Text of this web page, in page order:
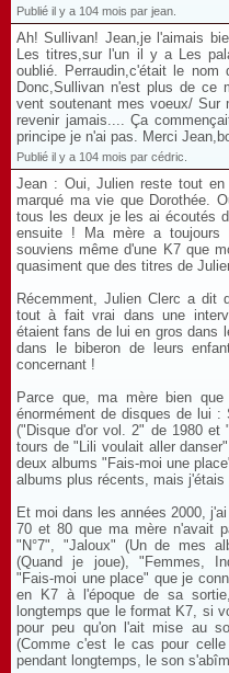
Publié il y a 104 mois par jean.
Ah! Sullivan! Jean,je l'aimais
Les titres,sur l'un il y a Les
oublié. Perraudin,c'était le nom
Donc,Sullivan n'est plus de
vent soutenant mes voeux/ Sur
revenir jamais.... Ça
principe je n'ai pas. Merci
Publié il y a 104 mois par cédric.
Jean : Oui, Julien reste tout
marqué ma vie que Dorothée.
tous les deux je les ai écoutés
ensuite ! Ma mère a toujours
souviens même d'une K7 que
quasiment que des titres de
Récemment, Julien Clerc a dit
tout à fait vrai dans une
étaient fans de lui en gros dans
dans le biberon de leurs
concernant !
Parce que, ma mère bien
énormément de disques de lui :
("Disque d'or vol. 2" de 1980 et
tours de "Lili voulait aller
deux albums "Fais-moi une
albums plus récents, mais j'étais
Et moi dans les années 2000,
70 et 80 que ma mère n'avait
"N°7", "Jaloux" (Un de mes
(Quand je joue), "Femmes,
"Fais-moi une place" que je
en K7 à l'époque de sa
longtemps que le format K7, si
pour peu qu'on l'ait mise au
(Comme c'est le cas pour
pendant longtemps, le son